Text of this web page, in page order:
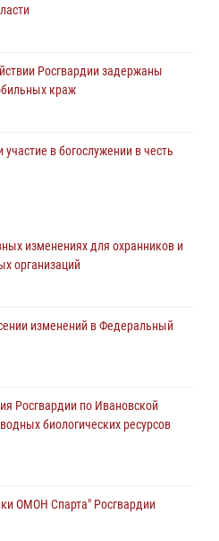
Росгвардии задержаны
краж
в богослужении в честь
лагеря
в Управлении Росгвардии по
изменениях для охранников и
организаций
изменений в Федеральный
Росгвардии по Ивановской
биологических ресурсов
ОМОН Спарта" Росгвардии